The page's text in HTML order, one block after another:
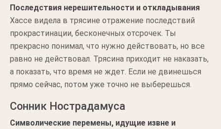
Последствия нерешительности и откладывания
Хассе видела в трясине отражение последствий
прокрастинации, бесконечных отсрочек. Ты
прекрасно понимал, что нужно действовать, но все
равно не действовал. Трясина приходит не наказать,
а показать, что время не ждет. Если не двинешься
прямо сейчас, потом уже точно не выберешься.
Сонник Нострадамуса
Символические перемены, идущие извне и